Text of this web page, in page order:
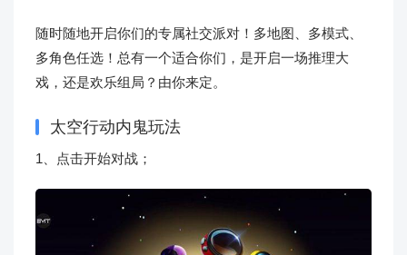
随时随地开启你们的专属社交派对！多地图、多模式、
多角色任选！总有一个适合你们，是开启一场推理大
戏，还是欢乐组局？由你来定。
太空行动内鬼玩法
1、点击开始对战；